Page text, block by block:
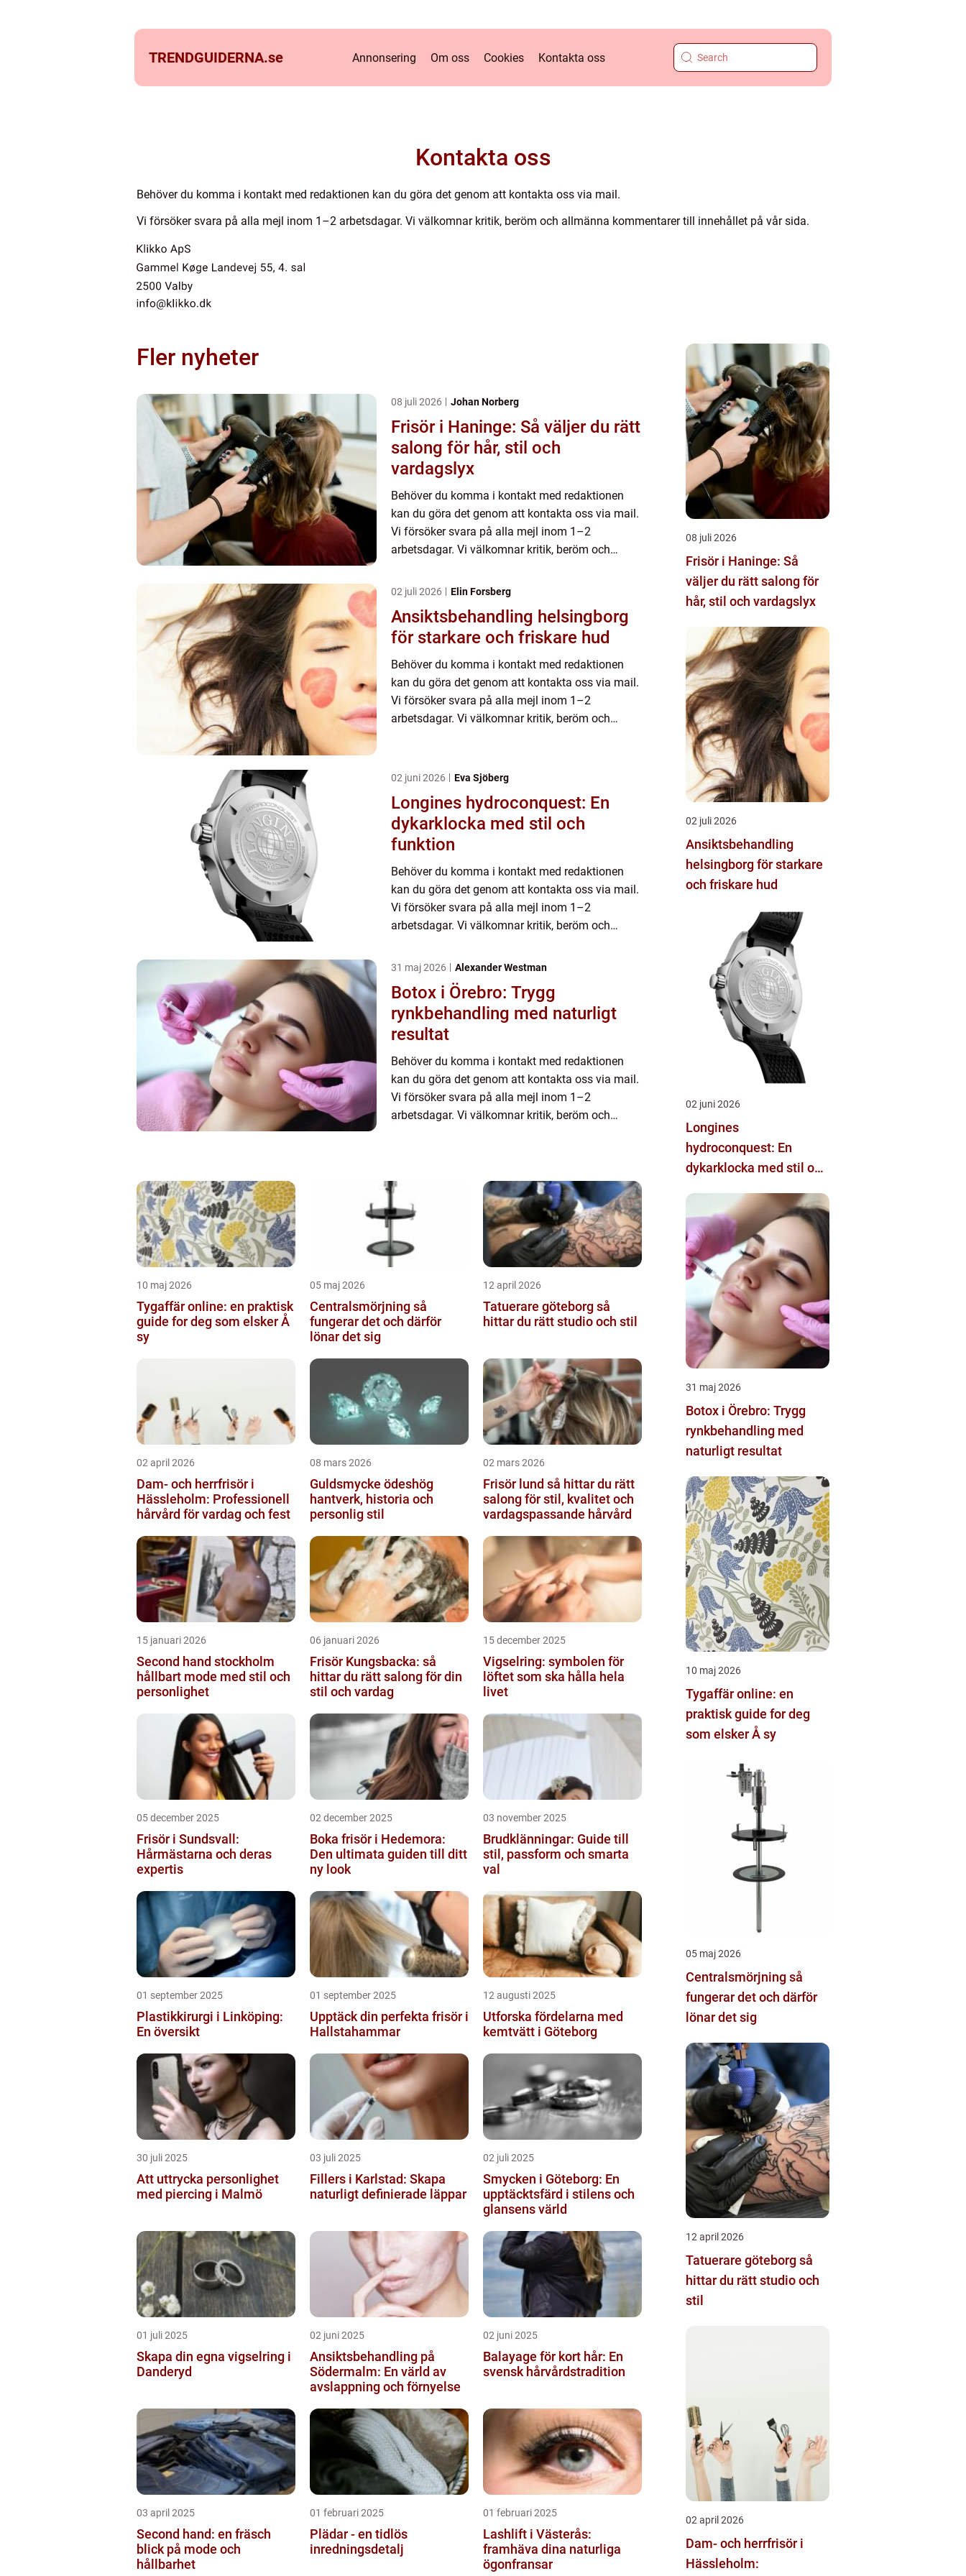
TRENDGUIDERNA.se Annonsering Om oss Cookies Kontakta oss
Kontakta oss
Behöver du komma i kontakt med redaktionen kan du göra det genom att kontakta oss via mail.
Vi försöker svara på alla mejl inom 1–2 arbetsdagar. Vi välkomnar kritik, beröm och allmänna kommentarer till innehållet på vår sida.
Fler nyheter
08 juli 2026 Johan Norberg
Frisör i Haninge: Så väljer du rätt
salong för hår, stil och
vardagslyx
Behöver du komma i kontakt med redaktionen
kan du göra det genom att kontakta oss via mail.
Vi försöker svara på alla mejl inom 1–2
arbetsdagar. Vi välkomnar kritik, beröm och
02 juli 2026 Elin Forsberg
Ansiktsbehandling helsingborg
för starkare och friskare hud
Behöver du komma i kontakt med redaktionen
kan du göra det genom att kontakta oss via mail.
Vi försöker svara på alla mejl inom 1–2
arbetsdagar. Vi välkomnar kritik, beröm och
02 juni 2026 Eva Sjöberg
Longines hydroconquest: En
dykarklocka med stil och
funktion
Behöver du komma i kontakt med redaktionen
kan du göra det genom att kontakta oss via mail.
Vi försöker svara på alla mejl inom 1–2
arbetsdagar. Vi välkomnar kritik, beröm och
31 maj 2026 Alexander Westman
Botox i Örebro: Trygg
rynkbehandling med naturligt
resultat
Behöver du komma i kontakt med redaktionen
kan du göra det genom att kontakta oss via mail.
Vi försöker svara på alla mejl inom 1–2
arbetsdagar. Vi välkomnar kritik, beröm och
10 maj 2026
Tygaffär online: en praktisk
guide for deg som elsker Å
sy
05 maj 2026
Centralsmörjning så
fungerar det och därför
lönar det sig
12 april 2026
Tatuerare göteborg så
hittar du rätt studio och stil
02 april 2026
Dam- och herrfrisör i
Hässleholm: Professionell
hårvård för vardag och fest
08 mars 2026
Guldsmycke ödeshög
hantverk, historia och
personlig stil
02 mars 2026
Frisör lund så hittar du rätt
salong för stil, kvalitet och
vardagspassande hårvård
15 januari 2026
Second hand stockholm
hållbart mode med stil och
personlighet
06 januari 2026
Frisör Kungsbacka: så
hittar du rätt salong för din
stil och vardag
15 december 2025
Vigselring: symbolen för
löftet som ska hålla hela
livet
05 december 2025
Frisör i Sundsvall:
Hårmästarna och deras
expertis
02 december 2025
Boka frisör i Hedemora:
Den ultimata guiden till ditt
ny look
03 november 2025
Brudklänningar: Guide till
stil, passform och smarta
val
01 september 2025
Plastikkirurgi i Linköping:
En översikt
01 september 2025
Upptäck din perfekta frisör i
Hallstahammar
12 augusti 2025
Utforska fördelarna med
kemtvätt i Göteborg
30 juli 2025
Att uttrycka personlighet
med piercing i Malmö
03 juli 2025
Fillers i Karlstad: Skapa
naturligt definierade läppar
02 juli 2025
Smycken i Göteborg: En
upptäcktsfärd i stilens och
glansens värld
01 juli 2025
Skapa din egna vigselring i
Danderyd
02 juni 2025
Ansiktsbehandling på
Södermalm: En värld av
avslappning och förnyelse
02 juni 2025
Balayage för kort hår: En
svensk hårvårdstradition
03 april 2025
Second hand: en fräsch
blick på mode och
hållbarhet
01 februari 2025
Plädar - en tidlös
inredningsdetalj
01 februari 2025
Lashlift i Västerås:
framhäva dina naturliga
ögonfransar
08 juli 2026
Frisör i Haninge: Så
väljer du rätt salong för
hår, stil och vardagslyx
02 juli 2026
Ansiktsbehandling
helsingborg för starkare
och friskare hud
02 juni 2026
Longines
hydroconquest: En
dykarklocka med stil och
31 maj 2026
Botox i Örebro: Trygg
rynkbehandling med
naturligt resultat
10 maj 2026
Tygaffär online: en
praktisk guide for deg
som elsker Å sy
05 maj 2026
Centralsmörjning så
fungerar det och därför
lönar det sig
12 april 2026
Tatuerare göteborg så
hittar du rätt studio och
stil
02 april 2026
Dam- och herrfrisör i
Hässleholm: